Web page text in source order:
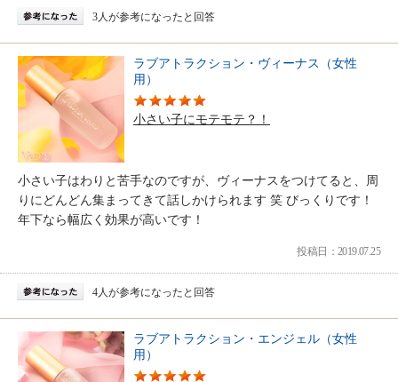
3人が参考になったと回答
ラブアトラクション・ヴィーナス（女性
用）
小さい子にモテモテ？！
小さい子はわりと苦手なのですが、ヴィーナスをつけてると、周
りにどんどん集まってきて話しかけられます 笑 びっくりです！
年下なら幅広く効果が高いです！
投稿日：2019.07.25
4人が参考になったと回答
ラブアトラクション・エンジェル（女性
用）